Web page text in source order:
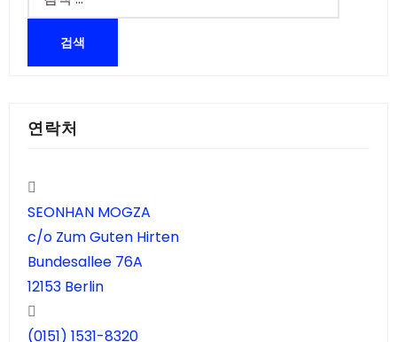
색:
연락처
SEONHAN MOGZA
c/o Zum Guten Hirten
Bundesallee 76A
12153 Berlin
(0151) 1531-8320